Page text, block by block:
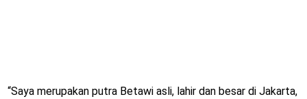
“Saya merupakan putra Betawi asli, lahir dan besar di Jakarta,